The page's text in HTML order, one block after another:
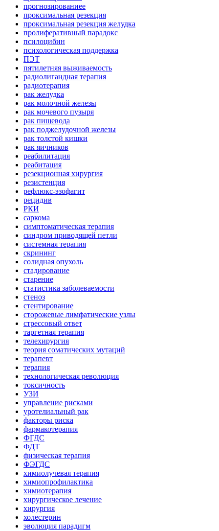
прогнозированиее
проксимальная резекция
проксимальная резекция желудка
пролиферативный парадокс
псилоцибин
психологическая поддержка
ПЭТ
пятилетняя выживаемость
радиолигандная терапия
радиотерапия
рак желудка
рак молочной железы
рак мочевого пузыря
рак пищевода
рак поджелудочной железы
рак толстой кишки
рак яичников
реабилитация
реабитация
резекционная хирургия
резистенция
рефлюкс-эзофагит
рецидив
РКИ
саркома
симптоматическая терапия
синдром приводящей петли
системная терапия
скрининг
солидная опухоль
стадирование
старение
статистика заболеваемости
стеноз
стентирование
сторожевые лимфатические узлы
стрессовый ответ
таргетная терапия
телехирургия
теория соматических мутаций
терапевт
терапия
технологическая революция
токсичность
УЗИ
управление рисками
уротелиальный рак
факторы риска
фармакотерапия
ФГДС
ФДТ
физическая терапия
ФЭГДС
химиолучевая терапия
химиопрофилактика
химиотерапия
хирургическое лечение
хирургия
холестерин
эволюция парадигм